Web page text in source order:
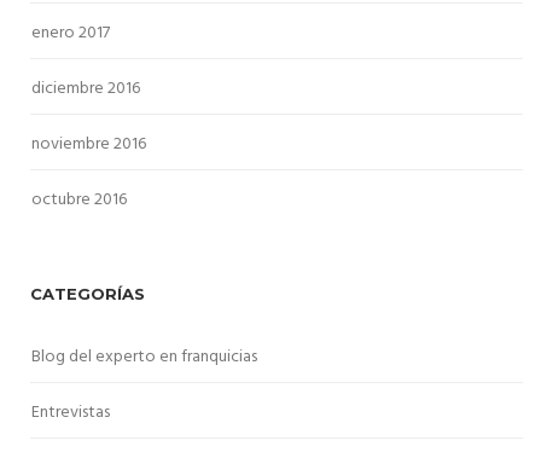
enero 2017
diciembre 2016
noviembre 2016
octubre 2016
CATEGORÍAS
Blog del experto en franquicias
Entrevistas